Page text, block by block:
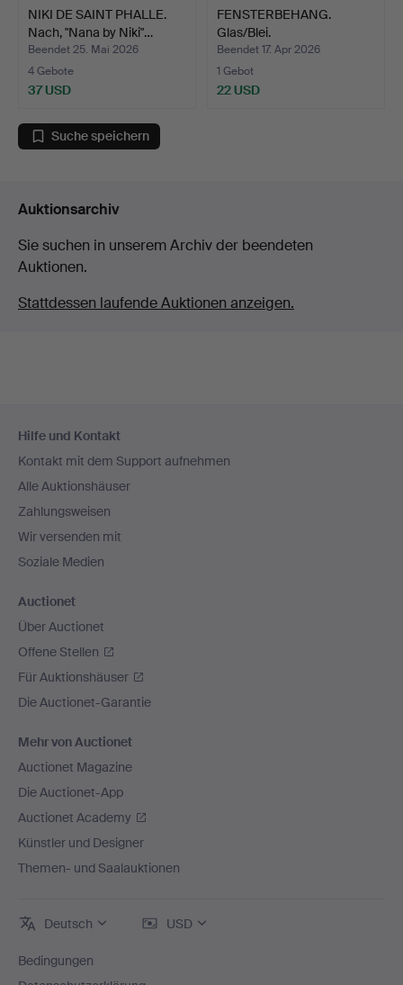
NIKI DE SAINT PHALLE.
Nach, "Nana by Niki"…
Beendet 25. Mai 2026
4 Gebote
37 USD
FENSTERBEHANG.
Glas/Blei.
Beendet 17. Apr 2026
1 Gebot
22 USD
Suche speichern
Auktionsarchiv
Sie suchen in unserem Archiv der beendeten
Auktionen.
Stattdessen laufende Auktionen anzeigen.
Navigation
Hilfe und Kontakt
Kontakt mit dem Support aufnehmen
Alle Auktionshäuser
Zahlungsweisen
Wir versenden mit
Soziale Medien
Auctionet
Über Auctionet
Offene Stellen
Für Auktionshäuser
Die Auctionet-Garantie
Mehr von Auctionet
Auctionet Magazine
Die Auctionet-App
Auctionet Academy
Künstler und Designer
Themen- und Saalauktionen
Deutsch USD
Bedingungen